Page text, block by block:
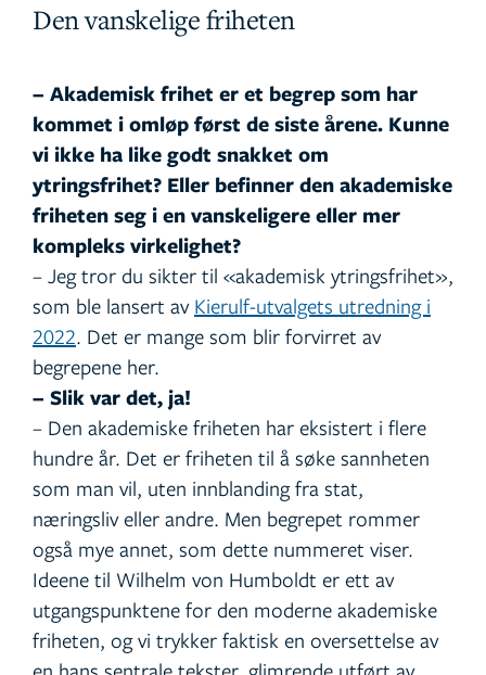
Den vanskelige friheten
– Akademisk frihet er et begrep som har
kommet i omløp først de siste årene. Kunne
vi ikke ha like godt snakket om
ytringsfrihet? Eller befinner den akademiske
friheten seg i en vanskeligere eller mer
kompleks virkelighet?
– Jeg tror du sikter til «akademisk ytringsfrihet»,
som ble lansert av Kierulf-utvalgets utredning i
2022. Det er mange som blir forvirret av
begrepene her.
– Slik var det, ja!
– Den akademiske friheten har eksistert i flere
hundre år. Det er friheten til å søke sannheten
som man vil, uten innblanding fra stat,
næringsliv eller andre. Men begrepet rommer
også mye annet, som dette nummeret viser.
Ideene til Wilhelm von Humboldt er ett av
utgangspunktene for den moderne akademiske
friheten, og vi trykker faktisk en oversettelse av